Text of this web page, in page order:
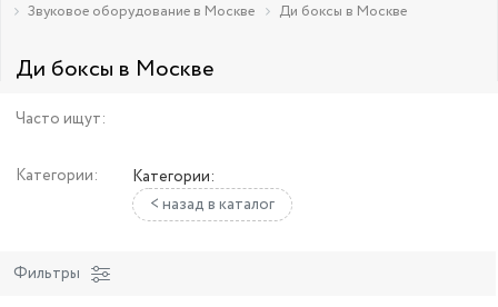
Звуковое оборудование в Москве Ди боксы в Москве
Ди боксы в Москве
Часто ищут:
Категории:
Категории:
< назад в каталог
Фильтры